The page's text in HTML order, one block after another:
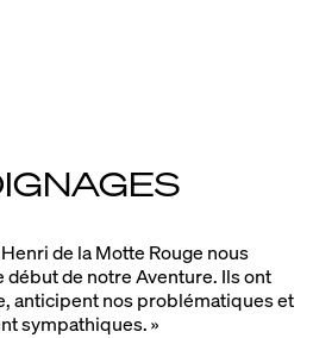
de la Motte Rouge nous
de notre Aventure. Ils ont
anticipent nos problématiques et
sympathiques.»